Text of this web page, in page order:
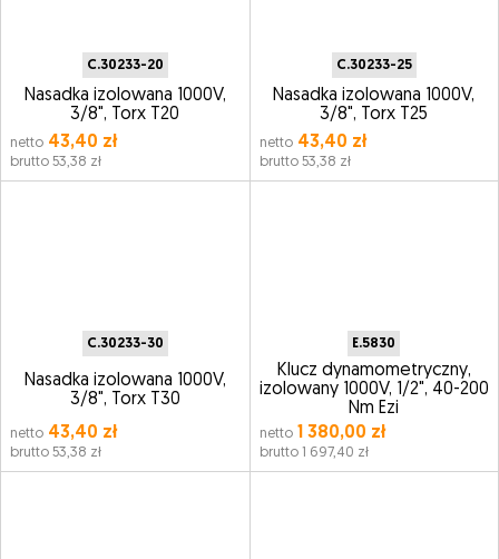
C.30233-20
Nasadka izolowana 1000V,
3/8", Torx T20
netto 43,40 zł
brutto 53,38 zł
C.30233-25
Nasadka izolowana 1000V,
3/8", Torx T25
netto43,40 zł
brutto 53,38 zł
C.30233-30
Nasadka izolowana 1000V,
3/8", Torx T30
netto 43,40 zł
brutto 53,38 zł
E.5830
Klucz dynamometryczny,
izolowany 1000V, 1/2", 40-200
Nm Ezi
netto1 380,00 zł
brutto 1 697,40 zł